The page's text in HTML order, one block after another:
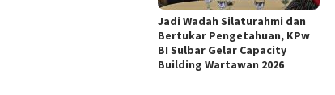
Jadi Wadah Silaturahmi dan
Bertukar Pengetahuan, KPw
BI Sulbar Gelar Capacity
Building Wartawan 2026